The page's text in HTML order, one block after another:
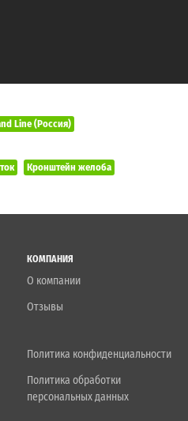
Line (Россия)
Кронштейн желоба
КОМПАНИЯ
О компании
Отзывы
Политика конфиденциальности
Политика обработки
персональных данных